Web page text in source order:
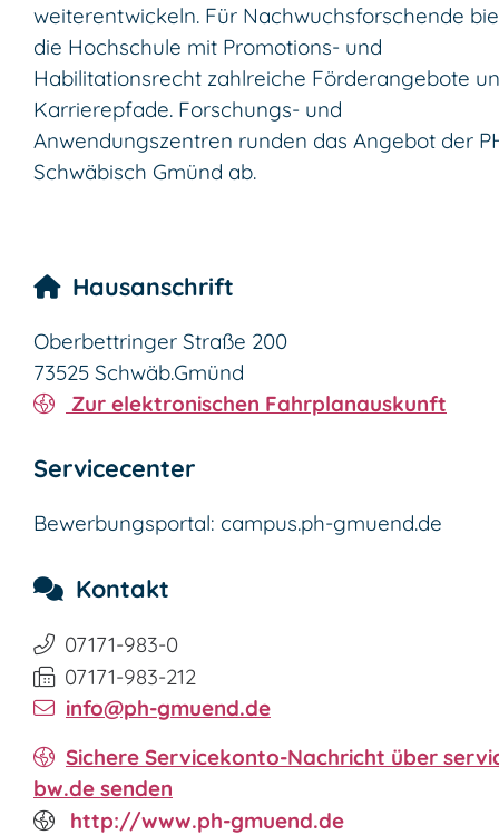
weiterentwickeln. Für Nachwuchsforschende
die Hochschule mit Promotions- und
Habilitationsrecht zahlreiche Förderangebote
Karrierepfade. Forschungs- und
Anwendungszentren runden das Angebot der
Schwäbisch Gmünd ab.
Hausanschrift
Oberbettringer Straße 200
73525 Schwäb.Gmünd
Zur elektronischen Fahrplanauskunft
Servicecenter
Bewerbungsportal: campus.ph-gmuend.de
Kontakt
07171-983-0
07171-983-212
info@ph-gmuend.de
Sichere Servicekonto-Nachricht über
bw.de senden
http://www.ph-gmuend.de